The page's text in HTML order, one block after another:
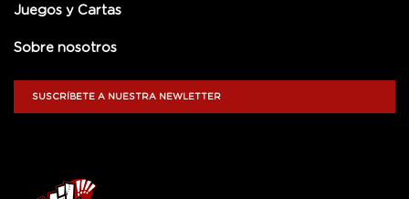
Juegos y Cartas
Sobre nosotros
SUSCRÍBETE A NUESTRA NEWLETTER